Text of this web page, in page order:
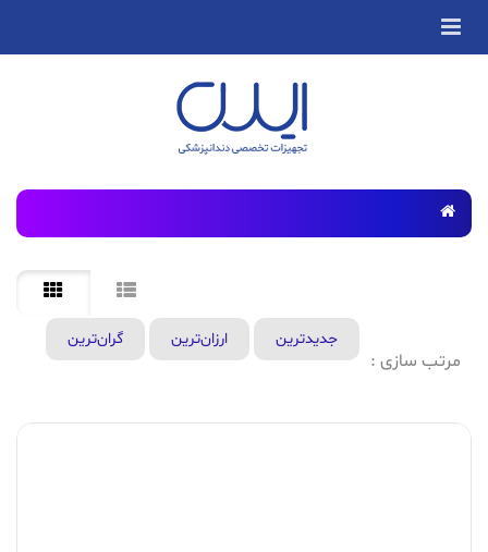
مرتب سازی :
جدید‌ترین ارزان‌ترین گران‌ترین